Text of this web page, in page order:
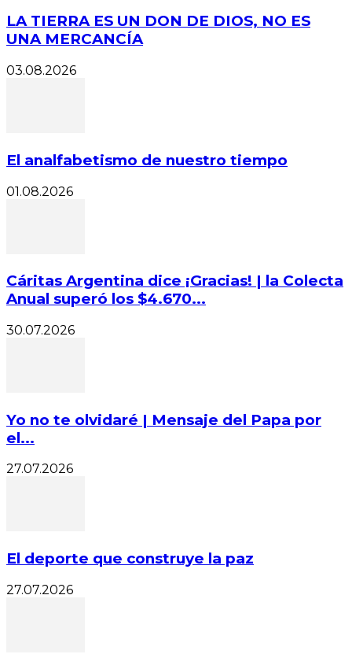
LA TIERRA ES UN DON DE DIOS, NO ES
UNA MERCANCÍA
03.08.2026
El analfabetismo de nuestro tiempo
01.08.2026
Cáritas Argentina dice ¡Gracias! | la Colecta
Anual superó los $4.670...
30.07.2026
Yo no te olvidaré | Mensaje del Papa por
el...
27.07.2026
El deporte que construye la paz
27.07.2026